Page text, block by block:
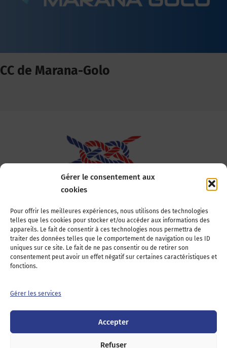
Gérer le consentement aux
cookies
Pour offrir les meilleures expériences, nous utilisons des technologies
telles que les cookies pour stocker et/ou accéder aux informations des
appareils. Le fait de consentir à ces technologies nous permettra de
traiter des données telles que le comportement de navigation ou les ID
uniques sur ce site. Le fait de ne pas consentir ou de retirer son
consentement peut avoir un effet négatif sur certaines caractéristiques et
fonctions.
Gérer les services
Accepter
Refuser
CC de Marana-Golo
Association Nationale des Elus des Littoraux
22, boulevard de la Tour-Maubourg
75007 Paris
Tél : 01 44 11 11 70
E-mail : anel-secretariat@anel.asso.fr
Devenez adhérents
Twitter